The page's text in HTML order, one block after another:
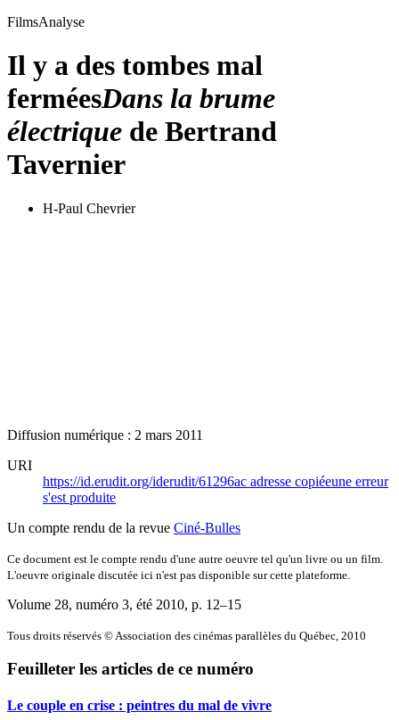
FilmsAnalyse
Il y a des tombes mal
ferméesDans la brume
électrique de Bertrand
Tavernier
H-Paul Chevrier
Diffusion numérique : 2 mars 2011
URI
https://id.erudit.org/iderudit/61296ac adresse copiéeune erreur
s'est produite
Un compte rendu de la revue Ciné-Bulles
Ce document est le compte rendu d'une autre oeuvre tel qu'un livre ou un film.
L'oeuvre originale discutée ici n'est pas disponible sur cette plateforme.
Volume 28, numéro 3, été 2010, p. 12–15
Tous droits réservés © Association des cinémas parallèles du Québec, 2010
Feuilleter les articles de ce numéro
Le couple en crise : peintres du mal de vivre